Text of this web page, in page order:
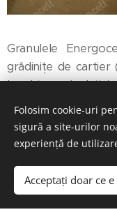
Granulele
grădinițe de cartier
locul termoizolației
un strat orizontal
acoperit în
Stratificația
deoarece în
soclului nu a
adâncime,
Folosim cookie-uri
sigură a site-urilor
experiență de
Acceptați doar ce e